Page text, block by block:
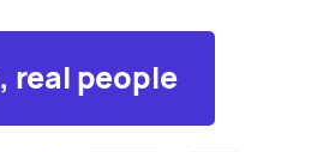
real people